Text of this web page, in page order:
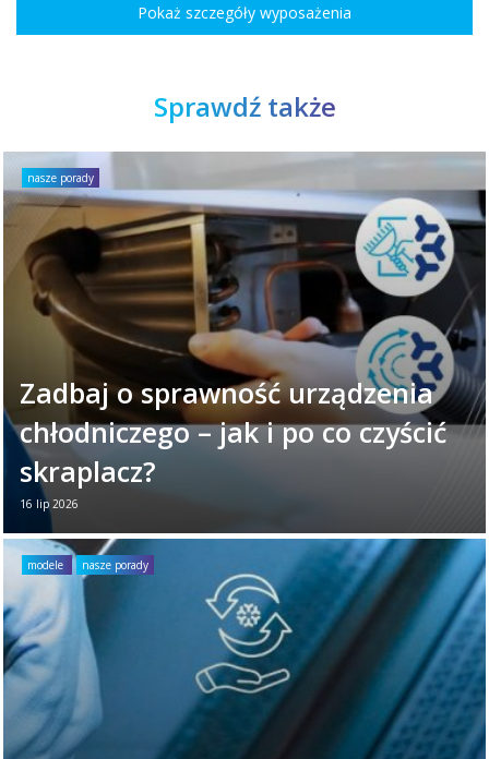
Pokaż szczegóły wyposażenia
Sprawdź także
nasze porady
Zadbaj o sprawność urządzenia
chłodniczego – jak i po co czyścić
skraplacz?
16 lip 2026
Twoje urządzenie chłodnicze każdego dnia
ciężko pracuje. Aby zapewniało niezawodne
działanie, warto poświęcić mu chwilę raz w
miesiącu. ...
Czytaj więcej →
modele nasze porady